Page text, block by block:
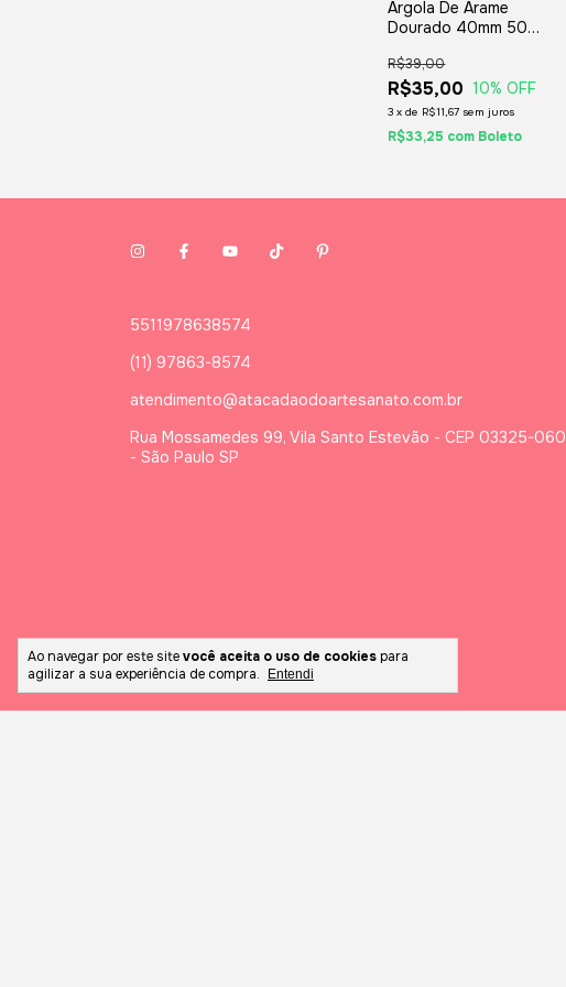
Ao navegar por este sitevocê aceita o uso de cookies para
agilizar a sua experiência de compra.
Entendi
Argola De Arame
Dourado 40mm 50
De Porta Guardanapo
Brincos, Bijuterias,
Artesanatos
R$35,00
R$39,00
10% OFF
3 xde R$11,67 sem juros
R$33,25 com Boleto
5511978638574
(11) 97863-8574
atendimento@atacadaodoartesanato.com.br
Rua Mossamedes 99, Vila Santo Estevão - CEP 03325-060
- São Paulo SP